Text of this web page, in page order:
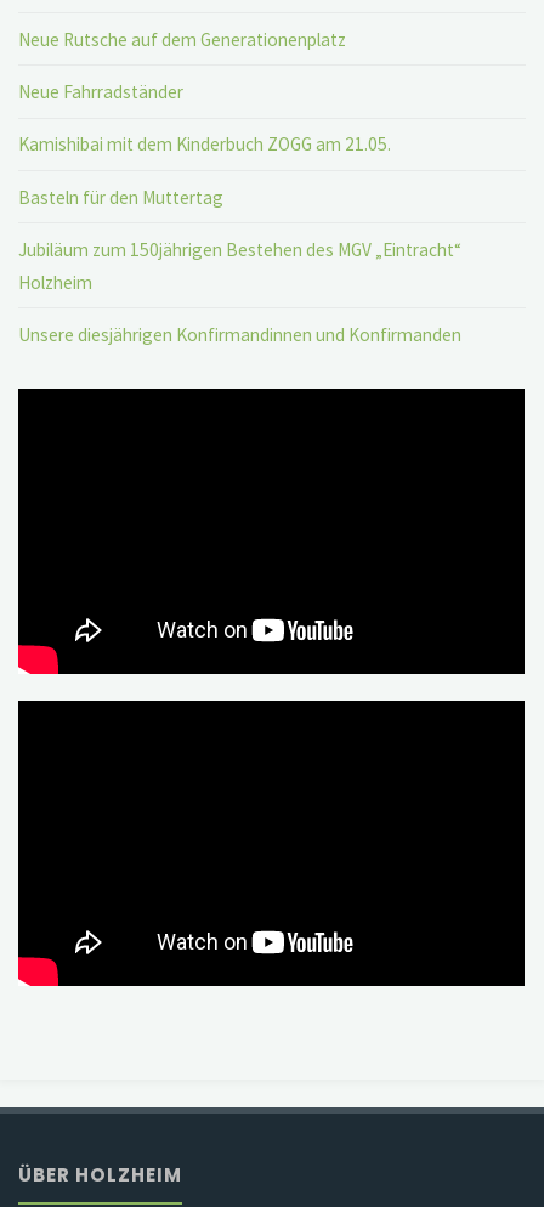
Neue Rutsche auf dem Generationenplatz
Neue Fahrradständer
Kamishibai mit dem Kinderbuch ZOGG am 21.05.
Basteln für den Muttertag
Jubiläum zum 150jährigen Bestehen des MGV „Eintracht“
Holzheim
Unsere diesjährigen Konfirmandinnen und Konfirmanden
ÜBER HOLZHEIM